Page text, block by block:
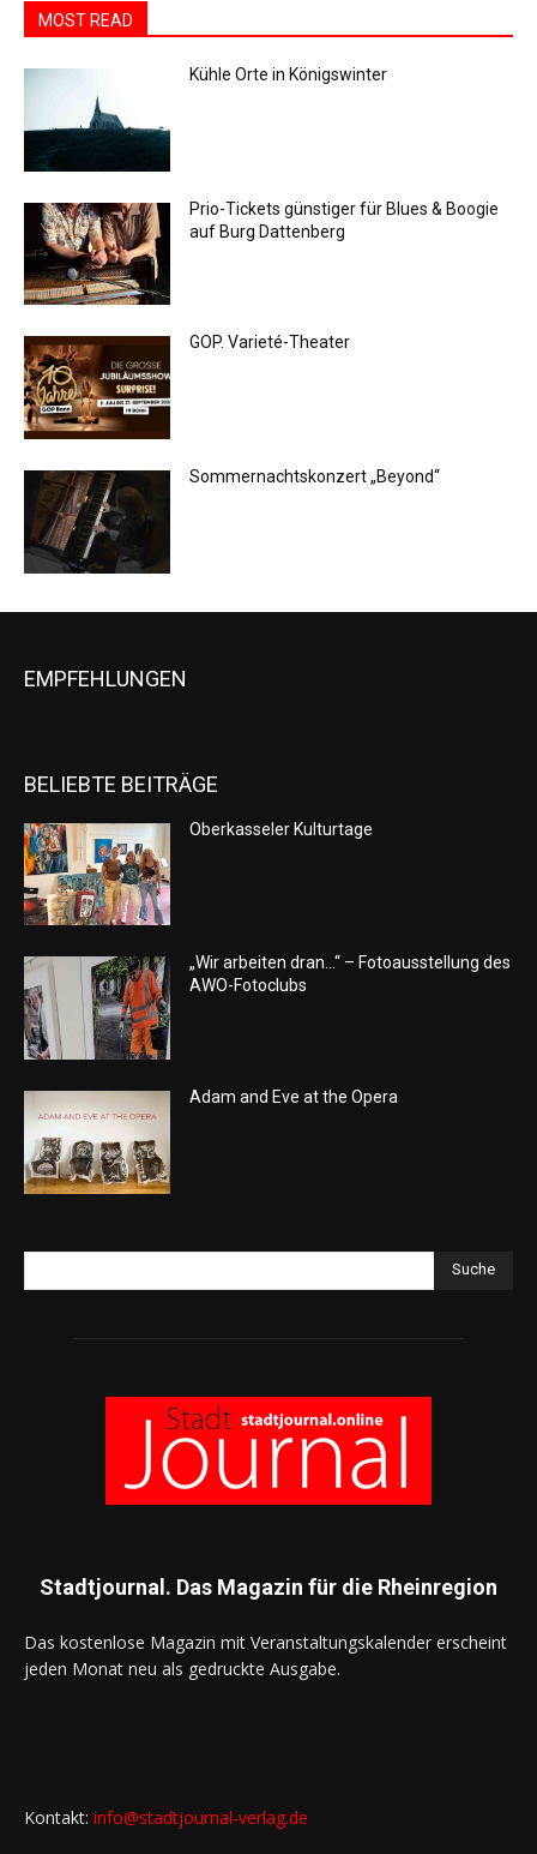
MOST READ
Kühle Orte in Königswinter
Prio-Tickets günstiger für Blues & Boogie
auf Burg Dattenberg
GOP. Varieté-Theater
Sommernachtskonzert „Beyond“
EMPFEHLUNGEN
BELIEBTE BEITRÄGE
Oberkasseler Kulturtage
„Wir arbeiten dran…“ – Fotoausstellung des
AWO-Fotoclubs
Adam and Eve at the Opera
Suche
Stadtjournal. Das Magazin für die Rheinregion
Das kostenlose Magazin mit Veranstaltungskalender erscheint
jeden Monat neu als gedruckte Ausgabe.
Kontakt: info@stadtjournal-verlag.de